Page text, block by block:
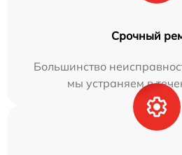
Срочный
Большинство
мы устраняем в